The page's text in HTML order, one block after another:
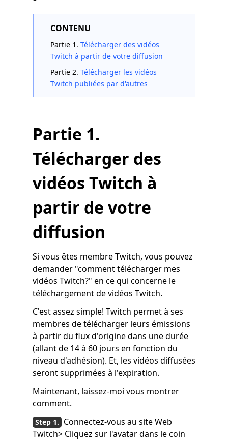
CONTENU
Partie 1. Télécharger des vidéos
Twitch à partir de votre diffusion
Partie 2. Télécharger les vidéos
Twitch publiées par d'autres
Partie 1.
Télécharger des
vidéos Twitch à
partir de votre
diffusion
Si vous êtes membre Twitch, vous pouvez
demander "comment télécharger mes
vidéos Twitch?" en ce qui concerne le
téléchargement de vidéos Twitch.
C'est assez simple! Twitch permet à ses
membres de télécharger leurs émissions
à partir du flux d'origine dans une durée
(allant de 14 à 60 jours en fonction du
niveau d'adhésion). Et, les vidéos diffusées
seront supprimées à l'expiration.
Maintenant, laissez-moi vous montrer
comment.
Connectez-vous au site Web
Twitch> Cliquez sur l'avatar dans le coin